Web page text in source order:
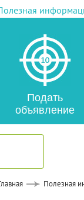
Подать
объявление
Полезная